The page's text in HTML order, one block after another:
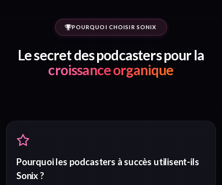
POURQUOI CHOISIR SONIX
Le secret des podcasters pour la
croissance organique
Pourquoi les podcasters à succès utilisent-ils
Sonix ?